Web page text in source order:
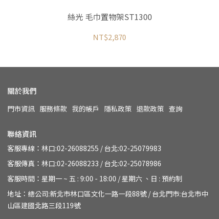
絲光 毛巾置物架ST1300
NT$2,870
關於我們
門市資訊 服務條款 我的帳戶 隱私政策 退款政策 查詢
聯絡資訊
客服專線：林口:02-26088255 / 台北:02-25079983
客服傳真：林口:02-26088233 / 台北:02-25078986
客服時間：星期一 ~ 五 : 9:00 - 18:00 / 星期六 、日 : 預約制
地址：總公司:新北市林口區文化一路一段88號 / 台北門市:台北市中
山區建國北路三段119號